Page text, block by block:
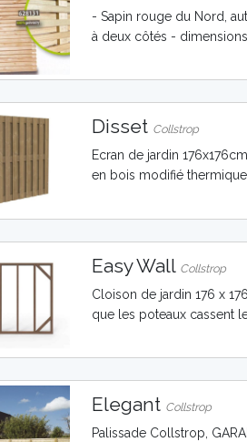
- Sapin rouge du Nord,
à deux côtés - dimensions
Disset Collstrop
Ecran de jardin
en bois modifié
Easy Wall Collstrop
Cloison de jardin 176 x
que les poteaux cassent le
Elegant Collstrop
Palissade Collstrop,